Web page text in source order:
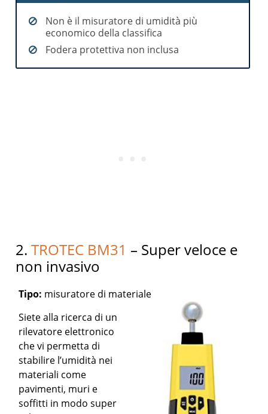
Non è il misuratore di umidità più
economico della classifica
Fodera protettiva non inclusa
2.TROTEC BM31 – Super veloce e
non invasivo
Tipo: misuratore di materiale
Siete alla ricerca di un
rilevatore elettronico
che vi permetta di
stabilire l’umidità nei
materiali come
pavimenti, muri e
soffitti in modo super